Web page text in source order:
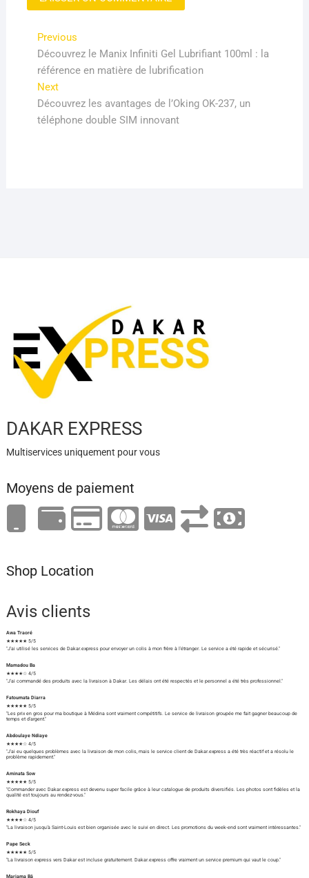
Navigation
de
l’article
PreviousPrevious
post:
Découvrez le Manix Infiniti Gel Lubrifiant 100ml : la
référence en matière de lubrification
NextNext
post:
Découvrez les avantages de l’Oking OK-237, un
téléphone double SIM innovant
DAKAR EXPRESS
Multiservices uniquement pour vous
Moyens de paiement
Shop Location
Avis clients
Awa Traoré
★★★★★ 5/5
"J'ai utilisé les services de Dakar.express pour envoyer un colis à mon frère à l'étranger. Le service a été rapide et sécurisé."
Mamadou Ba
★★★★☆ 4/5
"J'ai commandé des produits avec la livraison à Dakar. Les délais ont été respectés et le personnel a été très professionnel."
Fatoumata Diarra
★★★★★ 5/5
"Les prix en gros pour ma boutique à Médina sont vraiment compétitifs. Le service de livraison groupée me fait gagner beaucoup de
temps et d'argent."
Abdoulaye Ndiaye
★★★★☆ 4/5
"J'ai eu quelques problèmes avec la livraison de mon colis, mais le service client de Dakar.express a été très réactif et a résolu le
problème rapidement."
Aminata Sow
★★★★★ 5/5
"Commander avec Dakar.express est devenu super facile grâce à leur catalogue de produits diversifiés. Les photos sont fidèles et la
qualité est toujours au rendez-vous."
Rokhaya Diouf
★★★★☆ 4/5
"La livraison jusqu'à Saint-Louis est bien organisée avec le suivi en direct. Les promotions du week-end sont vraiment intéressantes."
Pape Seck
★★★★★ 5/5
"La livraison express vers Dakar est incluse gratuitement. Dakar.express offre vraiment un service premium qui vaut le coup."
Mariama Bâ